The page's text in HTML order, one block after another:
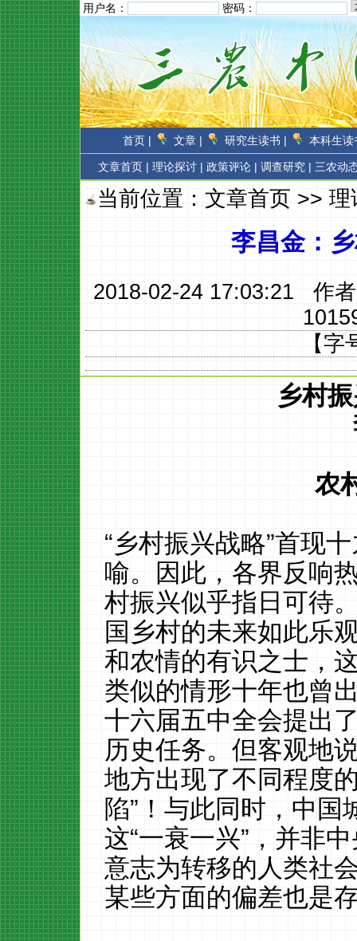
用户名： 密码：
首页 | 文章 | 研究生读书 | 本科生读
文章首页 | 理论探讨 | 政策评论 | 调查研究 | 三农动
当前位置：文章首页>>理
李昌金：
2018-02-24 17:03:21 作
【字
乡村
农
“乡村振兴战略”首现
喻。因此，各界反响
村振兴似乎指日可待
国乡村的未来如此乐
和农情的有识之士，
类似的情形十年也曾
十六届五中全会提出
历史任务。但客观地
地方出现了不同程度
陷”！与此同时，中国
这“一衰一兴”，并非
意志为转移的人类社
某些方面的偏差也是